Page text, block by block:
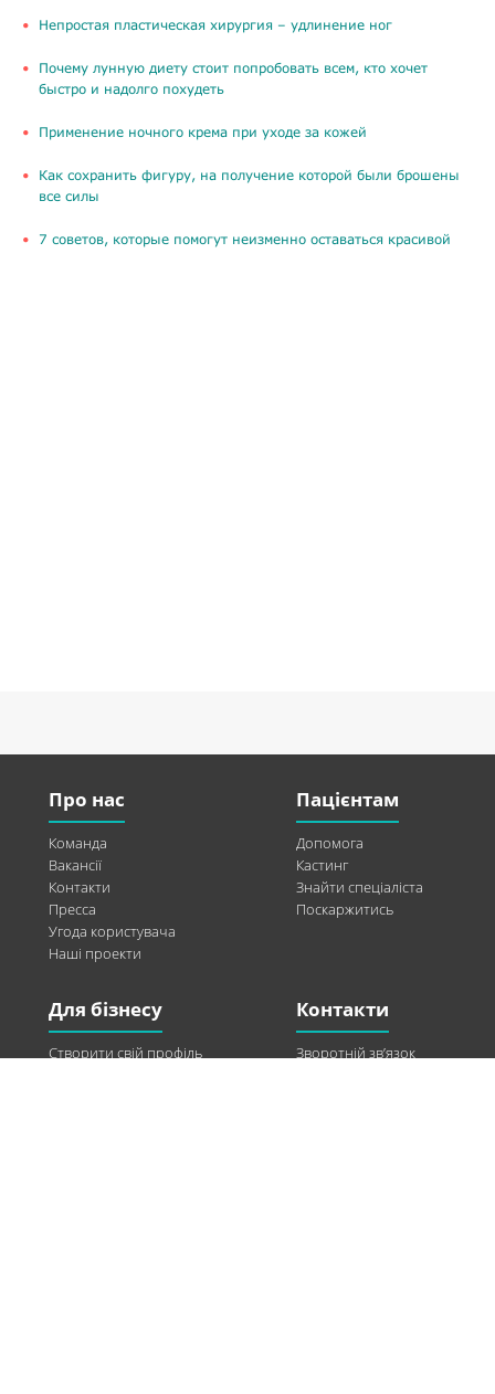
​Непростая пластическая хирургия – удлинение ног
Почему лунную диету стоит попробовать всем, кто хочет
быстро и надолго похудеть
Применение ночного крема при уходе за кожей
Как сохранить фигуру, на получение которой были брошены
все силы
​7 советов, которые помогут неизменно оставаться красивой
Про нас
Команда
Вакансії
Контакти
Пресса
Угода користувача
Наші проекти
Пацієнтам
Допомога
Кастинг
Знайти спеціаліста
Поскаржитись
Для бізнесу
Створити свій профіль
Контакти
Зворотній зв’язок